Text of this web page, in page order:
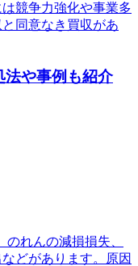
競争力強化や事業多
同意なき買収があ
や事例も紹介
れんの減損損失、
どがあります。原因